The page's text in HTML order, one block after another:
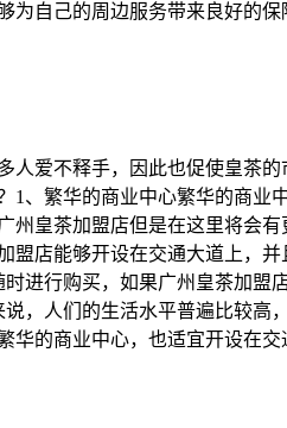
自己的周边服务带来良好的
爱不释手，因此也促使皇茶
繁华的商业中心繁华的商业
皇茶加盟店但是在这里将会
店能够开设在交通大道上，
进行购买，如果广州皇茶加盟
，人们的生活水平普遍比较高
的商业中心，也适宜开设在